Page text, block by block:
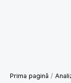
Prima pagină /